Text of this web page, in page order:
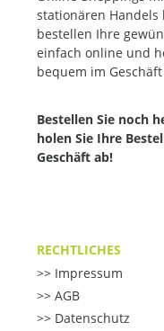
stationären Handels
bestellen Ihre
einfach online und
bequem im
Bestellen Sie noch
holen Sie Ihre
Geschäft ab!
RECHTLICHES
Impressum
AGB
Datenschutz